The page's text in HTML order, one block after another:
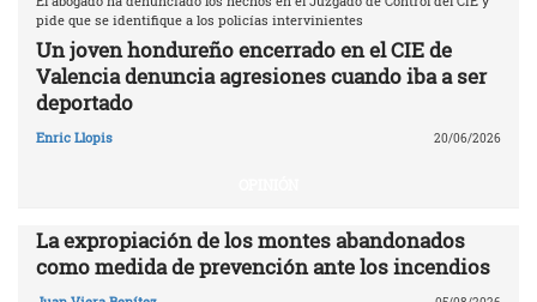
pide que se identifique a los policías intervinientes
Un joven hondureño encerrado en el CIE de
Valencia denuncia agresiones cuando iba a ser
deportado
Enric Llopis 20/06/2026
La expropiación de los montes abandonados
como medida de prevención ante los incendios